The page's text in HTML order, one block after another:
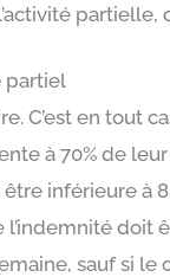
partiel
C’est en tout
à 70% de
inférieure à
doit
sauf si